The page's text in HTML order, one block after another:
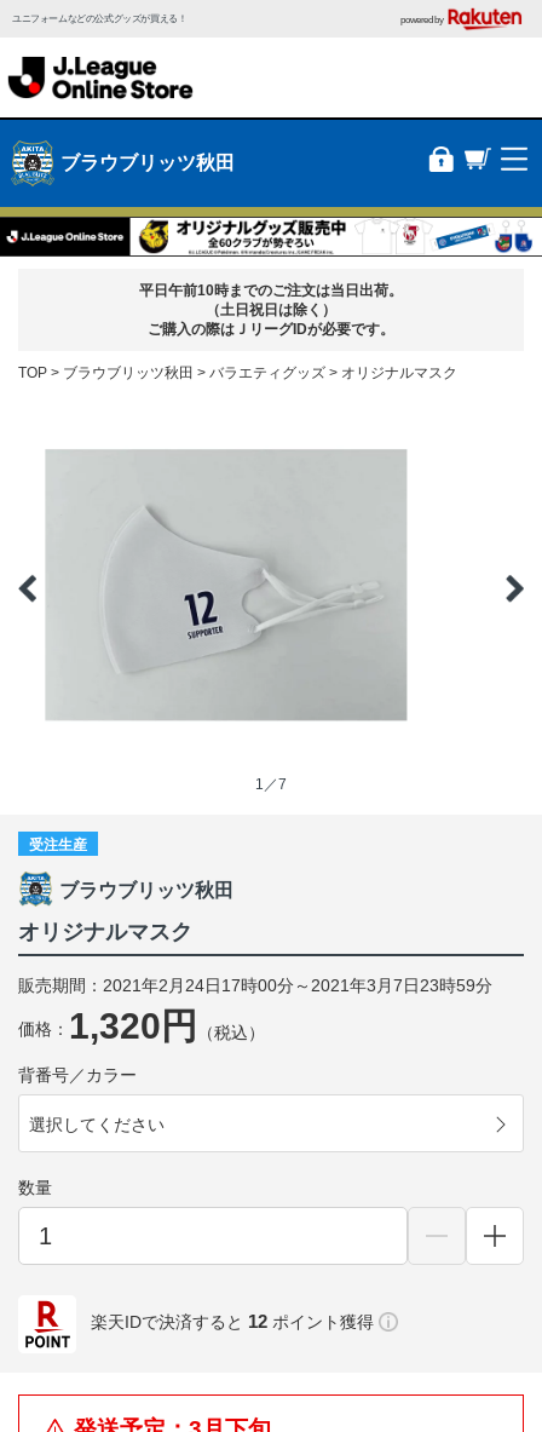
ユニフォームなどの公式グッズが買える！ powered by
ブラウブリッツ秋田
平日午前10時までのご注文は当日出荷。
（土日祝日は除く）
ご購入の際はＪリーグIDが必要です。
TOP ブラウブリッツ秋田 バラエティグッズ オリジナルマスク
1／7
受注生産
ブラウブリッツ秋田
オリジナルマスク
販売期間：2021年2月24日17時00分～2021年3月7日23時59分
価格： 1,320円 （税込）
背番号／カラー
選択してください
数量
楽天IDで決済すると 12 ポイント獲得